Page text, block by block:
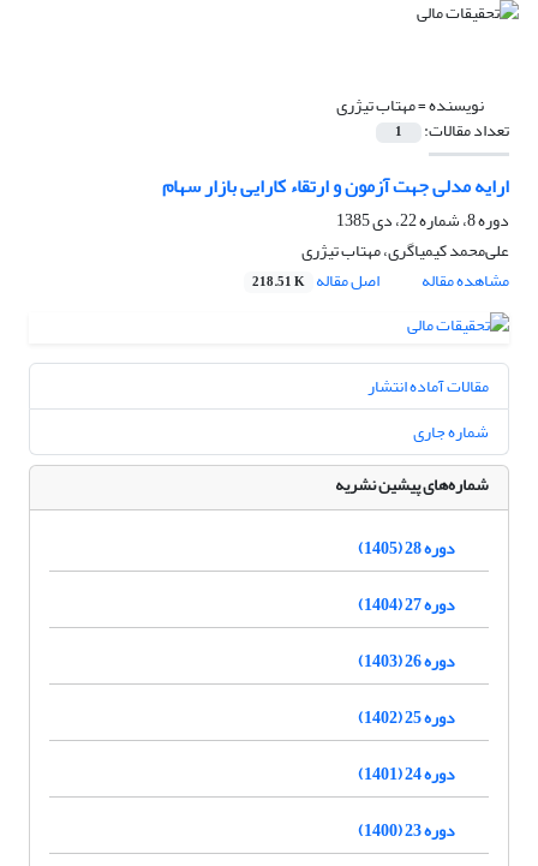
نویسنده =مهتاب تیژری
تعداد مقالات: 1
ارایه مدلی جهت آزمون و ارتقاء کارایی بازار سهام
دوره 8، شماره 22، دی 1385
علی‌محمد کیمیاگری، مهتاب تیژری
مشاهده مقاله
اصل مقاله 218.51 K
مقالات آماده انتشار
شماره جاری
شماره‌های پیشین نشریه
دوره 28 (1405)
دوره 27 (1404)
دوره 26 (1403)
دوره 25 (1402)
دوره 24 (1401)
دوره 23 (1400)